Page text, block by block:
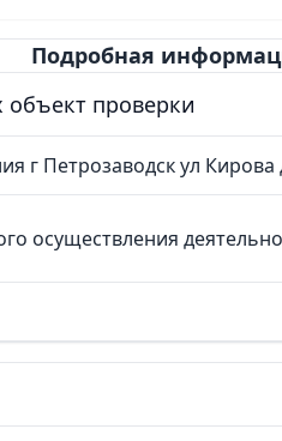
Подробная
проверки
г Петрозаводск ул Кирова
осуществления